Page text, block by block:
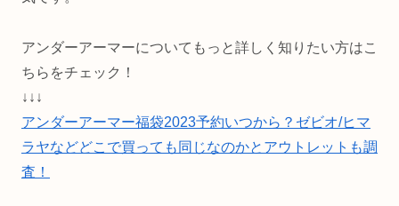
アンダーアーマーについてもっと詳しく知りたい方はこ
ちらをチェック！
↓↓↓
アンダーアーマー福袋2023予約いつから？ゼビオ/ヒマ
ラヤなどどこで買っても同じなのかとアウトレットも調
査！